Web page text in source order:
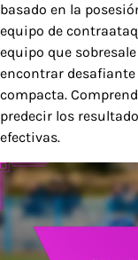
basado en la
equipo de
equipo que
encontrar
compacta.
predecir los
efectivas.